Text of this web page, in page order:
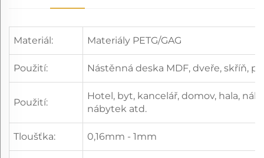
Materiál: Materiály PETG/GAG
Použití: Nástěnná deska MDF, dveře, skříň,
Použití:
Hotel, byt, kancelář, domov, hala,
nábytek atd.
Tloušťka: 0,16mm - 1mm